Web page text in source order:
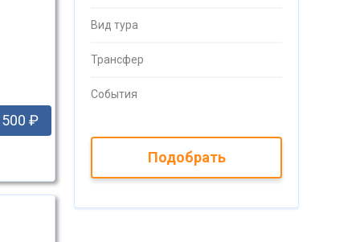
₽
Вид тура
Трансфер
События
Подобрать